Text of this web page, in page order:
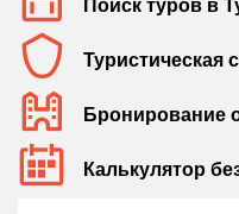
Поиск туров в
Туристическая
Бронирование
Калькулятор